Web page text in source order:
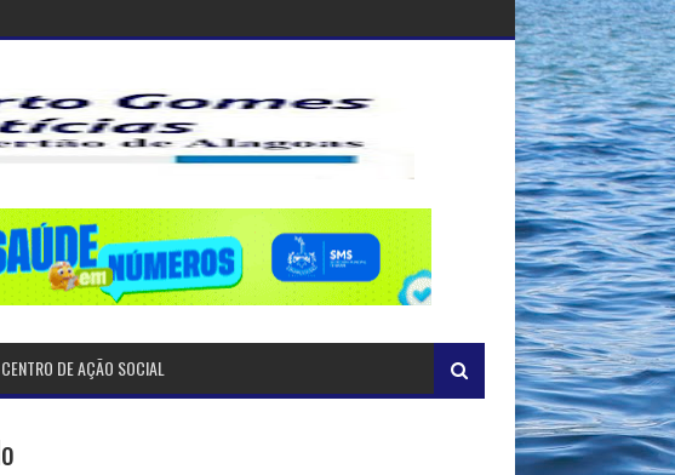
CENTRO DE AÇÃO SOCIAL